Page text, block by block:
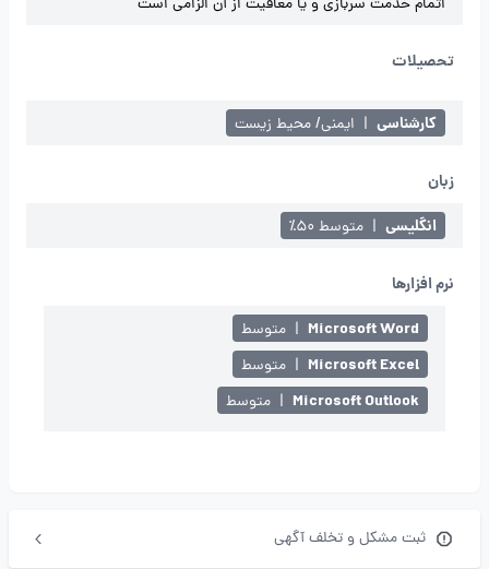
اتمام خدمت سربازی و یا معافیت از آن الزامی است
تحصیلات
کارشناسی | ایمنی/ محیط زیست
زبان
انگلیسی | متوسط ۵۰٪
نرم افزارها
Microsoft Word
| متوسط
Microsoft Excel
| متوسط
Microsoft Outlook
| متوسط
ثبت مشکل و تخلف آگهی